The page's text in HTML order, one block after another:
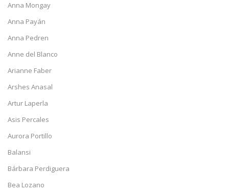
Anna Mongay
Anna Payán
Anna Pedren
Anne del Blanco
Arianne Faber
Arshes Anasal
Artur Laperla
Asis Percales
Aurora Portillo
Balansi
Bárbara Perdiguera
Bea Lozano